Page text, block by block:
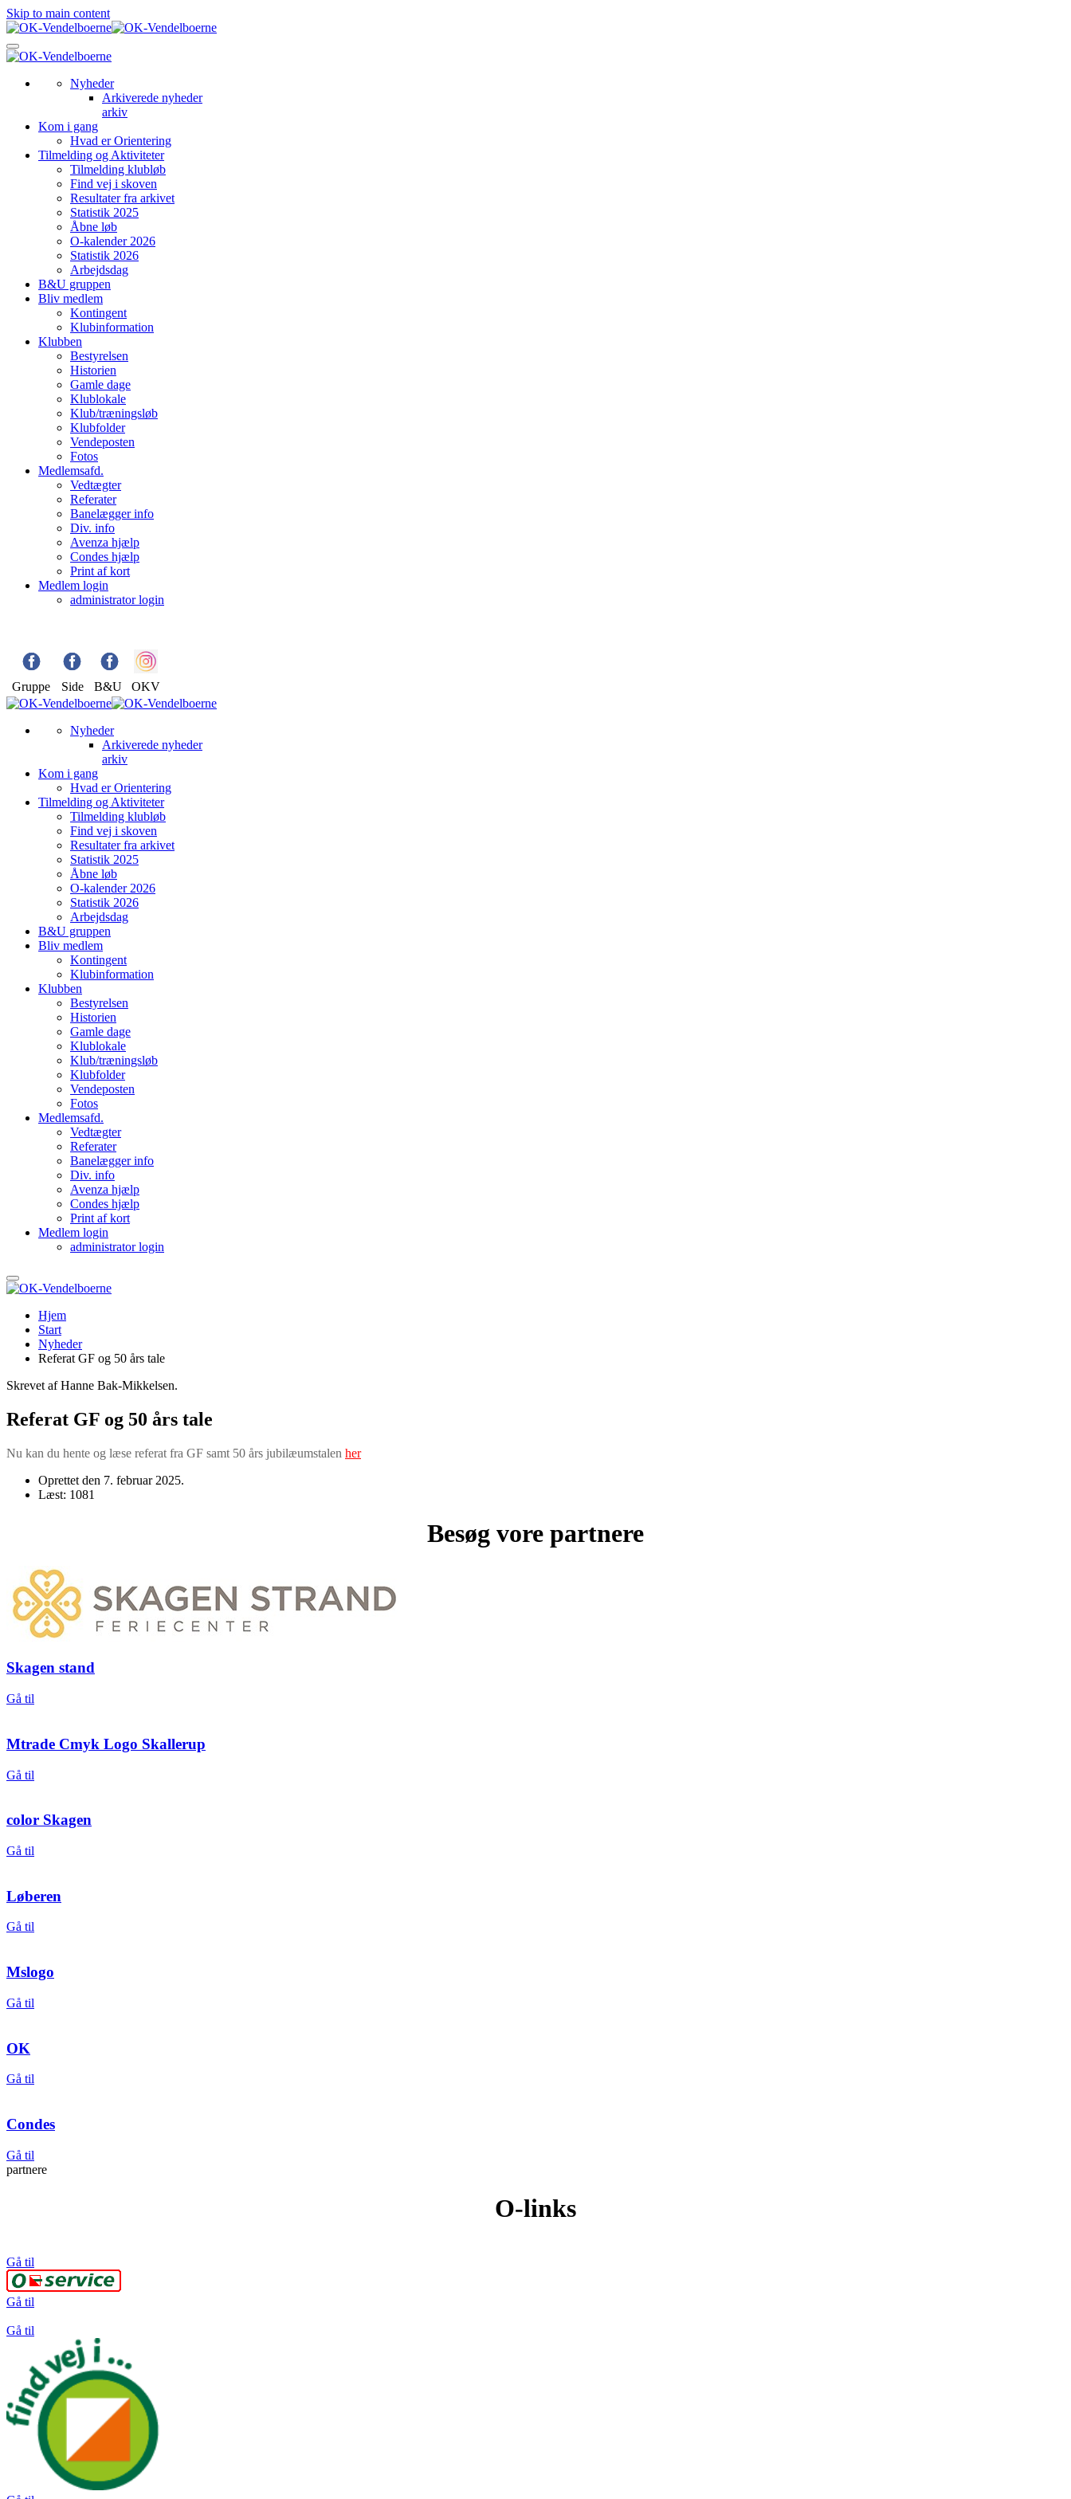
Skip to main content
Nyheder
Arkiverede nyheder
arkiv
Kom i gang
Hvad er Orientering
Tilmelding og Aktiviteter
Tilmelding klubløb
Find vej i skoven
Resultater fra arkivet
Statistik 2025
Åbne løb
O-kalender 2026
Statistik 2026
Arbejdsdag
B&U gruppen
Bliv medlem
Kontingent
Klubinformation
Klubben
Bestyrelsen
Historien
Gamle dage
Klublokale
Klub/træningsløb
Klubfolder
Vendeposten
Fotos
Medlemsafd.
Vedtægter
Referater
Banelægger info
Div. info
Avenza hjælp
Condes hjælp
Print af kort
Medlem login
administrator login
Gruppe Side B&U OKV
Nyheder
Arkiverede nyheder
arkiv
Kom i gang
Hvad er Orientering
Tilmelding og Aktiviteter
Tilmelding klubløb
Find vej i skoven
Resultater fra arkivet
Statistik 2025
Åbne løb
O-kalender 2026
Statistik 2026
Arbejdsdag
B&U gruppen
Bliv medlem
Kontingent
Klubinformation
Klubben
Bestyrelsen
Historien
Gamle dage
Klublokale
Klub/træningsløb
Klubfolder
Vendeposten
Fotos
Medlemsafd.
Vedtægter
Referater
Banelægger info
Div. info
Avenza hjælp
Condes hjælp
Print af kort
Medlem login
administrator login
Hjem
Start
Nyheder
Referat GF og 50 års tale
Skrevet af Hanne Bak-Mikkelsen.
Referat GF og 50 års tale
Nu kan du hente og læse referat fra GF samt 50 års jubilæumstalen her
Oprettet den 7. februar 2025.
Læst: 1081
Besøg vore partnere
Skagen stand
Gå til
Mtrade Cmyk Logo Skallerup
Gå til
color Skagen
Gå til
Løberen
Gå til
Mslogo
Gå til
OK
Gå til
Condes
Gå til
partnere
O-links
Gå til
Gå til
Gå til